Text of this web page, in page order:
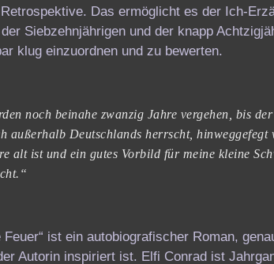
Das ermöglicht es der Ich-
Siebzehnjährigen und der knapp
klug einzuordnen und zu bewerten.
noch beinahe zwanzig Jahre vergehen, bis
außerhalb Deutschlands herrscht,
alt ist und ein gutes Vorbild für meine kleine
Feuer“ ist ein autobiografischer Roman,
Autorin inspiriert ist. Elfi Conrad ist